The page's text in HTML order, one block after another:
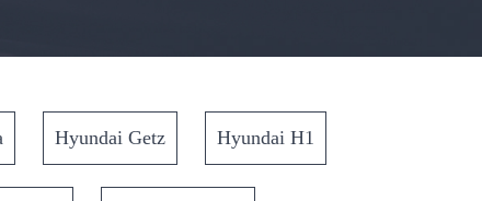
Hyundai Getz Hyundai H1